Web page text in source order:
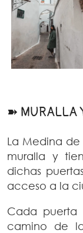
➽ MURALLA
La Medina
muralla y
dichas
acceso a la
Cada puerta
camino de